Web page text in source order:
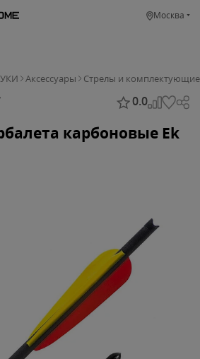
Москва
Аксессуары Стрелы и комплектующие
0.0
карбоновые Ek